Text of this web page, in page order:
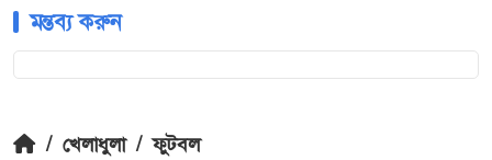
মন্তব্য করুন
/ খেলাধুলা / ফুটবল